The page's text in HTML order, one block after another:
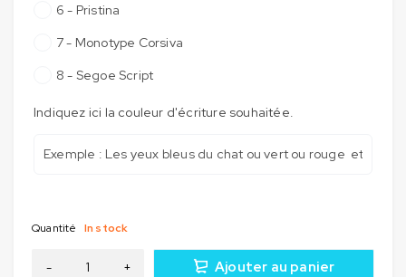
6 - Pristina
7 - Monotype Corsiva
8 - Segoe Script
Indiquez ici la couleur d'écriture souhaitée.
Quantité In stock
Ajouter au panier